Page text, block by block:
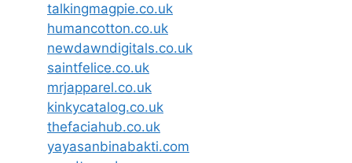
talkingmagpie.co.uk
humancotton.co.uk
newdawndigitals.co.uk
saintfelice.co.uk
mrjapparel.co.uk
kinkycatalog.co.uk
thefaciahub.co.uk
yayasanbinabakti.com